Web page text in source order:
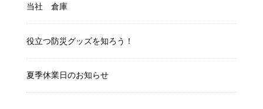
当社 倉庫
役立つ防災グッズを知ろう！
夏季休業日のお知らせ